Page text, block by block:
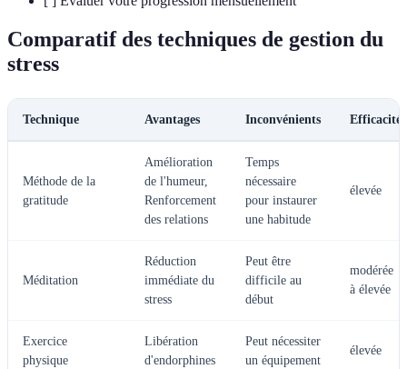
Comparatif des techniques de gestion du
stress
Technique Avantages Inconvénients Efficacité
Méthode de la
gratitude
Amélioration
de l'humeur,
Renforcement
des relations
Temps
nécessaire
pour instaurer
une habitude
élevée
Méditation
Réduction
immédiate du
stress
Peut être
difficile au
début
modérée
à élevée
Exercice
physique
Libération
d'endorphines
Peut nécessiter
un équipement
élevée